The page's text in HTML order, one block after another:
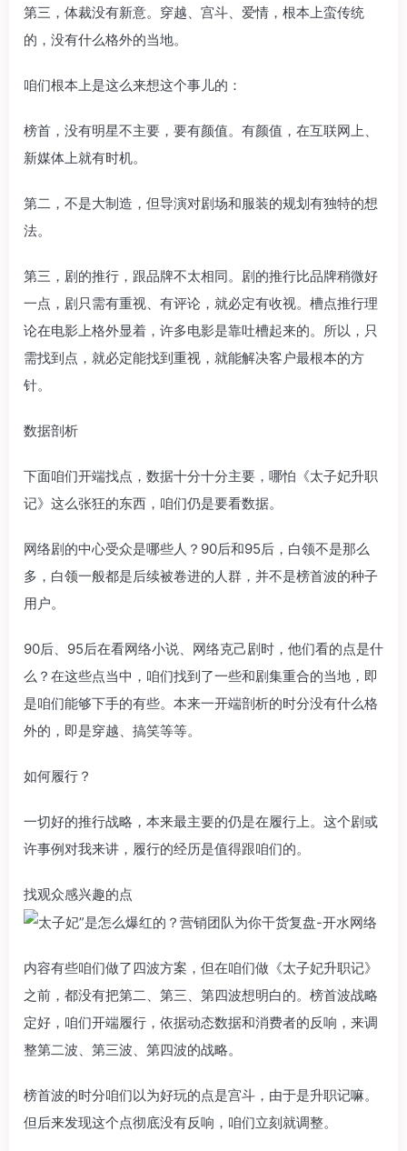
第三，体裁没有新意。穿越、宫斗、爱情，根本上蛮传统
的，没有什么格外的当地。
咱们根本上是这么来想这个事儿的：
榜首，没有明星不主要，要有颜值。有颜值，在互联网上、
新媒体上就有时机。
第二，不是大制造，但导演对剧场和服装的规划有独特的想
法。
第三，剧的推行，跟品牌不太相同。剧的推行比品牌稍微好
一点，剧只需有重视、有评论，就必定有收视。槽点推行理
论在电影上格外显着，许多电影是靠吐槽起来的。所以，只
需找到点，就必定能找到重视，就能解决客户最根本的方
针。
数据剖析
下面咱们开端找点，数据十分十分主要，哪怕《太子妃升职
记》这么张狂的东西，咱们仍是要看数据。
网络剧的中心受众是哪些人？90后和95后，白领不是那么
多，白领一般都是后续被卷进的人群，并不是榜首波的种子
用户。
90后、95后在看网络小说、网络克己剧时，他们看的点是什
么？在这些点当中，咱们找到了一些和剧集重合的当地，即
是咱们能够下手的有些。本来一开端剖析的时分没有什么格
外的，即是穿越、搞笑等等。
如何履行？
一切好的推行战略，本来最主要的仍是在履行上。这个剧或
许事例对我来讲，履行的经历是值得跟咱们的。
找观众感兴趣的点
内容有些咱们做了四波方案，但在咱们做《太子妃升职记》
之前，都没有把第二、第三、第四波想明白的。榜首波战略
定好，咱们开端履行，依据动态数据和消费者的反响，来调
整第二波、第三波、第四波的战略。
榜首波的时分咱们以为好玩的点是宫斗，由于是升职记嘛。
但后来发现这个点彻底没有反响，咱们立刻就调整。